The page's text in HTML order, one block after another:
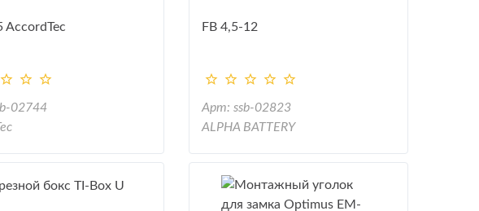
AccordTec
02744
FB 4,5-12
Арт: ssb-02823
ALPHA BATTERY